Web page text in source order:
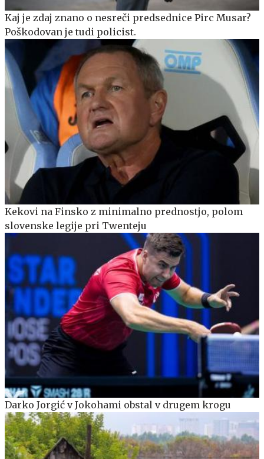
Kaj je zdaj znano o nesreči predsednice Pirc Musar?
Poškodovan je tudi policist.
Kekovi na Finsko z minimalno prednostjo, polom
slovenske legije pri Twenteju
Darko Jorgić v Jokohami obstal v drugem krogu